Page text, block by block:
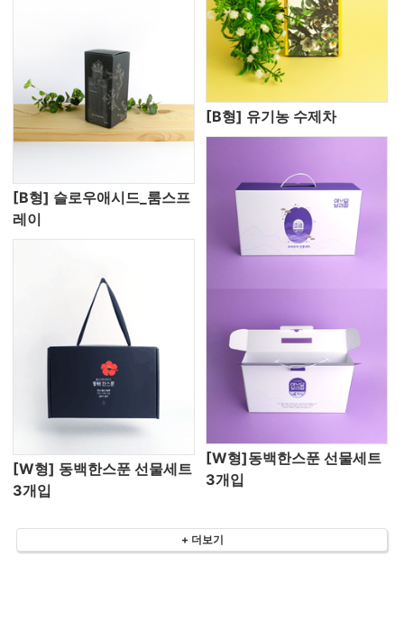
[B형] 슬로우애시드_룸스프
레이
[B형] 유기농 수제차
[W형] 동백한스푼 선물세트
3개입
[W형]동백한스푼 선물세트
3개입
+ 더보기